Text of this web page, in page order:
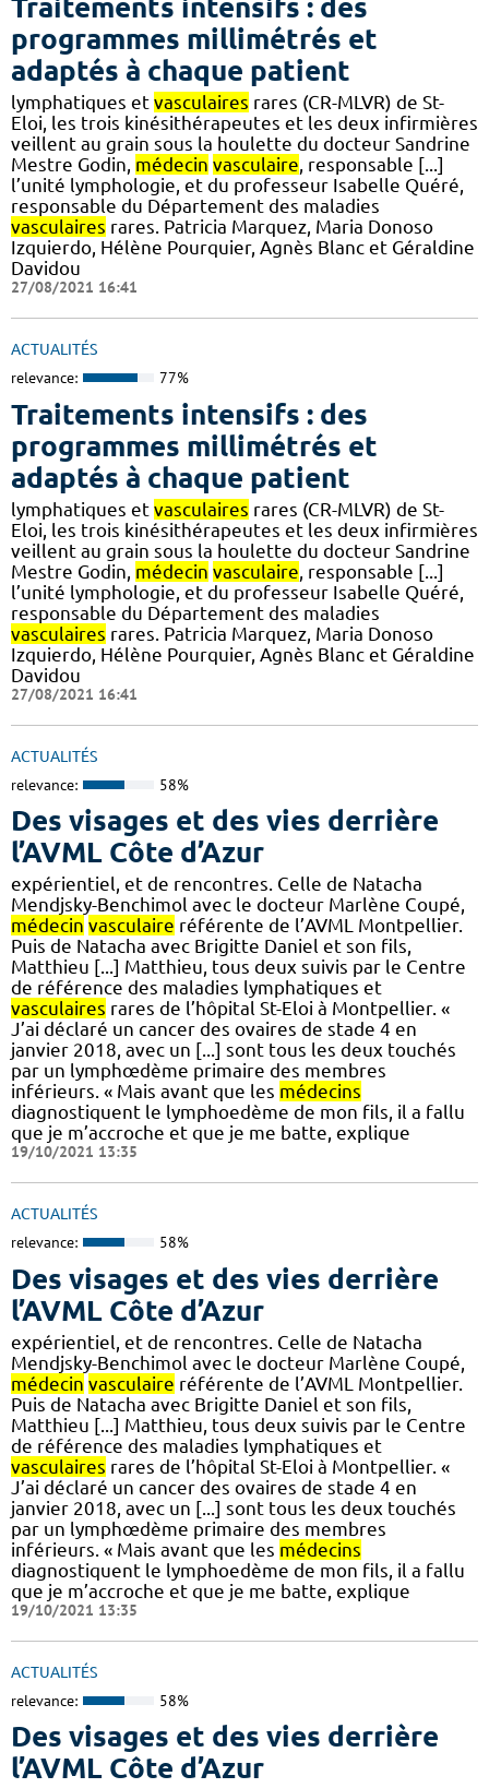
Traitements intensifs : des
programmes millimétrés et
adaptés à chaque patient
lymphatiques et vasculaires rares (CR-MLVR) de St-
Eloi, les trois kinésithérapeutes et les deux infirmières
veillent au grain sous la houlette du docteur Sandrine
Mestre Godin, médecin vasculaire, responsable [...]
l’unité lymphologie, et du professeur Isabelle Quéré,
responsable du Département des maladies
vasculaires rares. Patricia Marquez, Maria Donoso
Izquierdo, Hélène Pourquier, Agnès Blanc et Géraldine
Davidou
27/08/2021 16:41
ACTUALITÉS
relevance: 77%
Traitements intensifs : des
programmes millimétrés et
adaptés à chaque patient
lymphatiques et vasculaires rares (CR-MLVR) de St-
Eloi, les trois kinésithérapeutes et les deux infirmières
veillent au grain sous la houlette du docteur Sandrine
Mestre Godin, médecin vasculaire , responsable [...]
l’unité lymphologie, et du professeur Isabelle Quéré,
responsable du Département des maladies
vasculaires rares. Patricia Marquez, Maria Donoso
Izquierdo, Hélène Pourquier, Agnès Blanc et Géraldine
Davidou
27/08/2021 16:41
ACTUALITÉS
relevance: 58%
Des visages et des vies derrière
l’AVML Côte d’Azur
expérientiel, et de rencontres. Celle de Natacha
Mendjsky-Benchimol avec le docteur Marlène Coupé,
médecin vasculaire référente de l’AVML Montpellier.
Puis de Natacha avec Brigitte Daniel et son fils,
Matthieu [...] Matthieu, tous deux suivis par le Centre
de référence des maladies lymphatiques et
vasculaires rares de l’hôpital St-Eloi à Montpellier. «
J’ai déclaré un cancer des ovaires de stade 4 en
janvier 2018, avec un [...] sont tous les deux touchés
par un lymphœdème primaire des membres
inférieurs. « Mais avant que les médecins
diagnostiquent le lymphoedème de mon fils, il a fallu
que je m’accroche et que je me batte, explique
19/10/2021 13:35
ACTUALITÉS
relevance: 58%
Des visages et des vies derrière
l’AVML Côte d’Azur
expérientiel, et de rencontres. Celle de Natacha
Mendjsky-Benchimol avec le docteur Marlène Coupé,
médecin vasculaire référente de l’AVML Montpellier.
Puis de Natacha avec Brigitte Daniel et son fils,
Matthieu [...] Matthieu, tous deux suivis par le Centre
de référence des maladies lymphatiques et
vasculaires rares de l’hôpital St-Eloi à Montpellier. «
J’ai déclaré un cancer des ovaires de stade 4 en
janvier 2018, avec un [...] sont tous les deux touchés
par un lymphœdème primaire des membres
inférieurs. « Mais avant que les médecins
diagnostiquent le lymphoedème de mon fils, il a fallu
que je m’accroche et que je me batte, explique
19/10/2021 13:35
ACTUALITÉS
relevance: 58%
Des visages et des vies derrière
l’AVML Côte d’Azur